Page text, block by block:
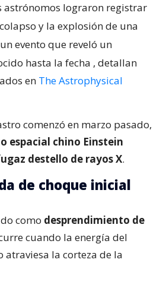
astrónomos lograron registrar
y la explosión de una
evento que reveló un
hasta la fecha , detallan
en The Astrophysical
comenzó en marzo pasado,
espacial chino Einstein
destello de rayos X.
de choque inicial
como desprendimiento de
cuando la energía del
atraviesa la corteza de la